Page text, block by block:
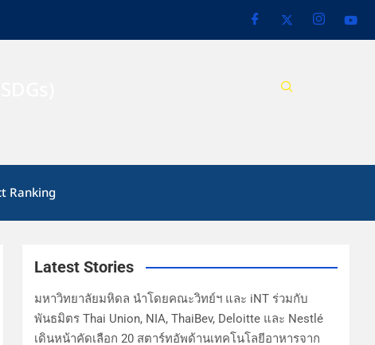
Ranking
Latest Stories
มหาวิทยาลัยมหิดล นำโดยคณะวิทย์ฯ และ iNT ร่วมกับ
พันธมิตร Thai Union, NIA, ThaiBev, Deloitte และ Nestlé
เดินหน้าคัดเลือก 20 สตาร์ทอัพด้านเทคโนโลยีอาหารจาก